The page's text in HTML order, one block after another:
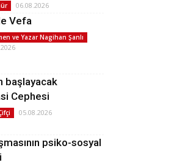
06.08.2026
Vefa
ve Yazar Nagihan Şanlı
başlayacak
Cephesi
05.08.2026
psiko-sosyal